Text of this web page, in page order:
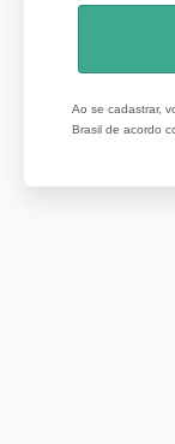
Ao se cadastrar,
Brasil de acordo